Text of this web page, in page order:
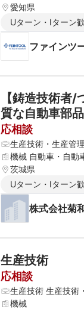
愛知県
Uターン・Iターン
ファインツ
【鋳造技術者
質な自動車部
応相談
生産技術・生産管
機械 自動車・自動
茨城県
Uターン・Iターン
株式会社菊
生産技術
応相談
生産技術 生産技術
機械